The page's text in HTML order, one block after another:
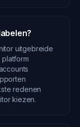
uitgebreide
redenen
kiezen.